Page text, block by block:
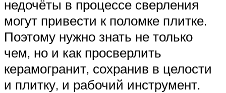
недочёты в процессе сверления
могут привести к поломке плитке.
Поэтому нужно знать не только
чем, но и как просверлить
керамогранит, сохранив в целости
и плитку, и рабочий инструмент.